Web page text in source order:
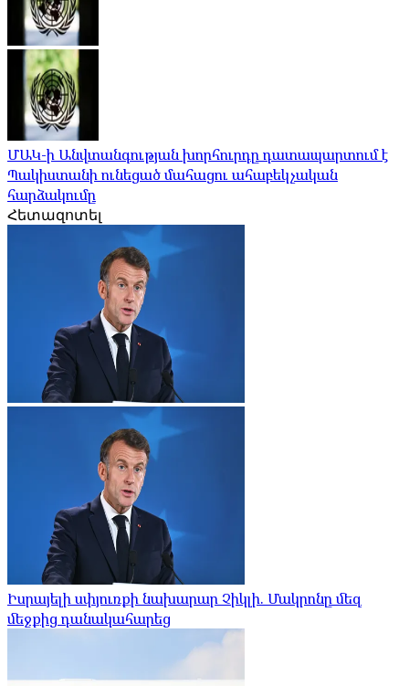
ՄԱԿ-ի Անվտանգության խորհուրդը դատապարտում է
Պակիստանի ունեցած մահացու ահաբեկչական
հարձակումը
Հետազոտել
Իսրայելի սփյուռքի նախարար Չիկլի. Մակրոնը մեզ
մեջքից դանակահարեց